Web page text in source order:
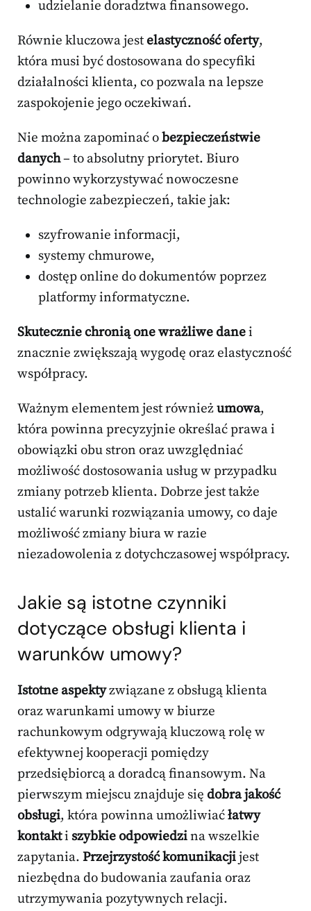
udzielanie doradztwa finansowego.
Równie kluczowa jestelastyczność oferty,
która musi być dostosowana do specyfiki
działalności klienta, co pozwala na lepsze
zaspokojenie jego oczekiwań.
Nie można zapominać obezpieczeństwie
danych– to absolutny priorytet. Biuro
powinno wykorzystywać nowoczesne
technologie zabezpieczeń, takie jak:
szyfrowanie informacji,
systemy chmurowe,
dostęp online do dokumentów poprzez
platformy informatyczne.
Skutecznie chronią one wrażliwe danei
znacznie zwiększają wygodę oraz elastyczność
współpracy.
Ważnym elementem jest równieżumowa,
która powinna precyzyjnie określać prawa i
obowiązki obu stron oraz uwzględniać
możliwość dostosowania usług w przypadku
zmiany potrzeb klienta. Dobrze jest także
ustalić warunki rozwiązania umowy, co daje
możliwość zmiany biura w razie
niezadowolenia z dotychczasowej współpracy.
Jakie są istotne czynniki
dotyczące obsługi klienta i
warunków umowy?
Istotne aspektyzwiązane z obsługą klienta
oraz warunkami umowy w biurze
rachunkowym odgrywają kluczową rolę w
efektywnej kooperacji pomiędzy
przedsiębiorcą a doradcą finansowym. Na
pierwszym miejscu znajduje się dobra jakość
obsługi, która powinna umożliwiaćłatwy
kontakti szybkie odpowiedzina wszelkie
zapytania. Przejrzystość komunikacjijest
niezbędna do budowania zaufania oraz
utrzymywania pozytywnych relacji.